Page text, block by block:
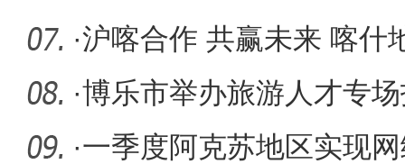
营商环境
·沪喀合作 共赢未来 喀什
流会在
·博乐市举办旅游人才专
高质量发
·一季度阿克苏地区实现